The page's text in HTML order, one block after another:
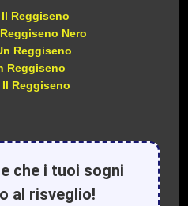
Reggiseno
Nero
Reggiseno
Reggiseno
Il Reggiseno
che i tuoi sogni
al risveglio!